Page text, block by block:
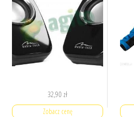
32,90 zł
Zobacz cenę